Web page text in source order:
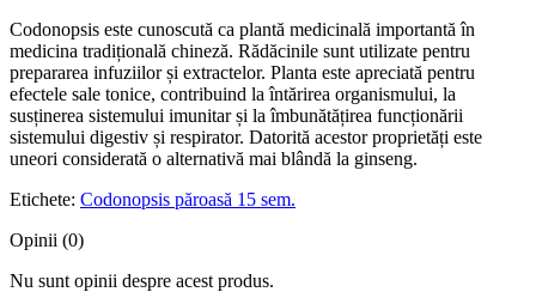
Codonopsis este cunoscută ca plantă medicinală importantă în
medicina tradițională chineză. Rădăcinile sunt utilizate pentru
prepararea infuziilor și extractelor. Planta este apreciată pentru
efectele sale tonice, contribuind la întărirea organismului, la
susținerea sistemului imunitar și la îmbunătățirea funcționării
sistemului digestiv și respirator. Datorită acestor proprietăți este
uneori considerată o alternativă mai blândă la ginseng.
Etichete: Codonopsis păroasă 15 sem.
Opinii (0)
Nu sunt opinii despre acest produs.